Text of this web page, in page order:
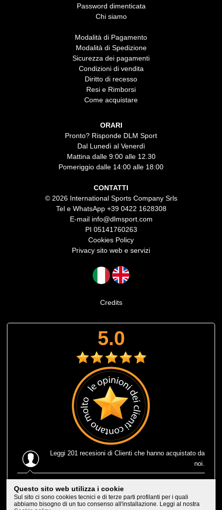
Password dimenticata
Chi siamo
Modalità di Pagamento
Modalità di Spedizione
Sicurezza dei pagamenti
Condizioni di vendita
Diritto di recesso
Resi e Rimborsi
Come acquistare
ORARI
Pronto? Risponde DLM Sport
Dal Lunedì al Venerdì
Mattina dalle 9:00 alle 12.30
Pomeriggio dalle 14:00 alle 18:00
CONTATTI
© 2026 International Sports Company Srls
Tel e WhatsApp +39 0422 1628308
E-mail info@dlmsport.com
PI 05141760263
Cookies Policy
Privacy sito web e servizi
Credits
5.0
Leggi 201 recesioni di Clienti che hanno acquistato da
noi.
eccezionale, leggerissima e consegnatami in 1 solo giorno
lavorativo, che efficenza, trovarne di negozi cosi'. Bravi,
Questo sito web utilizza i cookie
Sul sito ci sono cookies tecnici e di terze parti profilanti per i quali
abbiamo bisogno di un tuo consenso all'installazione. Leggi al nostra